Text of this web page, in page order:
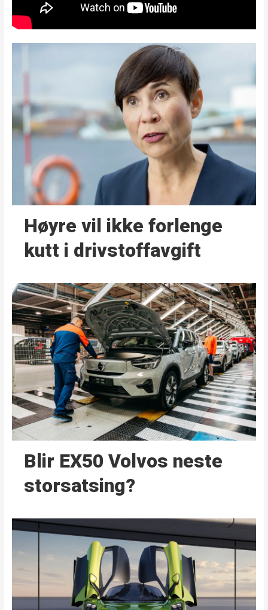
Høyre vil ikke forlenge
kutt i drivstoffavgift
Blir EX50 Volvos neste
storsatsing?